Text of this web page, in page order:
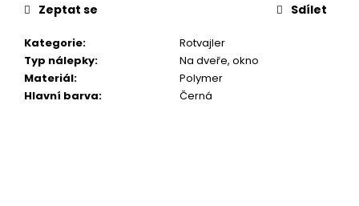
Kategorie:
Rotvajler
Typ nálepky:
Na dveře, okno
Materiál:
Polymer
Hlavní barva: Černá
Zeptat se Sdílet
RUCE"
18X16,5CM
259